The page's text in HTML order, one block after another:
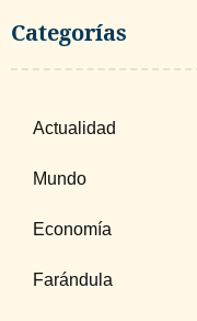
Categorías
Actualidad
Mundo
Economía
Farándula